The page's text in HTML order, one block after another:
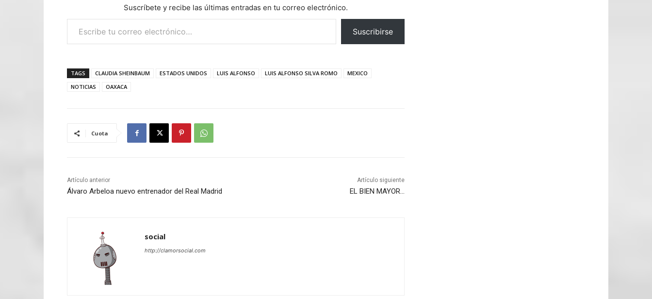
Suscríbete y recibe las últimas entradas en tu correo electrónico.
Escribe tu correo electrónico…
Suscribirse
TAGS CLAUDIA SHEINBAUM ESTADOS UNIDOS LUIS ALFONSO LUIS ALFONSO SILVA ROMO
MEXICO
NOTICIAS
OAXACA
Cuota
Artículo anterior
Álvaro Arbeloa nuevo entrenador del Real Madrid
Artículo siguiente
EL BIEN MAYOR…
social
http://clamorsocial.com